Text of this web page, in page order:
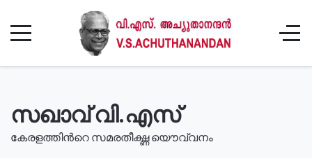
സഖാവ് വി.എസ്
കേരളത്തിൻറെ സമരതീക്ഷ്ണ യൌവ്വനം